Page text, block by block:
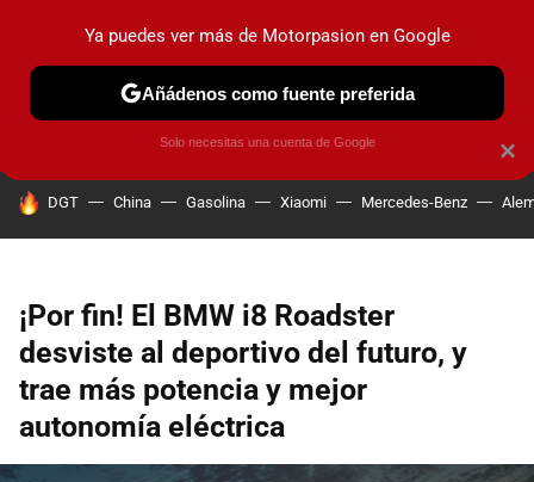
PRUEBAS COCHES ELÉCTRICOS OBSERVATORIO
HOY SE HABLA DE
DGT China Gasolina Xiaomi Mercedes-Benz
¡Por fin! El BMW i8 Roadster
desviste al deportivo del futuro, y
trae más potencia y mejor
autonomía eléctrica
×
Ya puedes ver más de Motorpasion en Google
Añádenos como fuente preferida
Solo necesitas una cuenta de Google